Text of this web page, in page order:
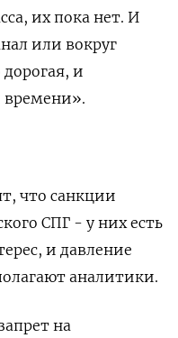
их пока нет. И
или вокруг
и
времени».
что санкции
СПГ - у них есть
и давление
аналитики.
на